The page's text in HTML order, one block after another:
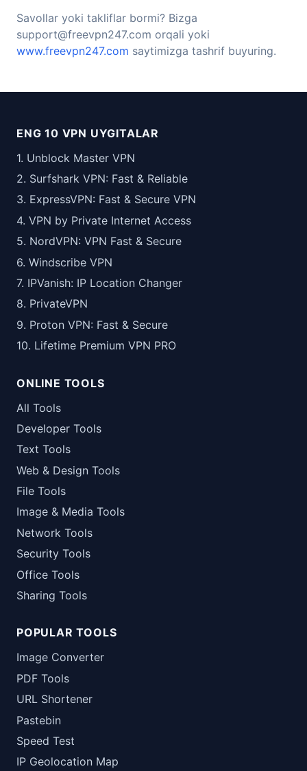
Savollar yoki takliflar bormi? Bizga
support@freevpn247.com orqali yoki
www.freevpn247.com saytimizga tashrif buyuring.
ENG 10 VPN UYGITALAR
1. Unblock Master VPN
2. Surfshark VPN: Fast & Reliable
3. ExpressVPN: Fast & Secure VPN
4. VPN by Private Internet Access
5. NordVPN: VPN Fast & Secure
6. Windscribe VPN
7. IPVanish: IP Location Changer
8. PrivateVPN
9. Proton VPN: Fast & Secure
10. Lifetime Premium VPN PRO
ONLINE TOOLS
All Tools
Developer Tools
Text Tools
Web & Design Tools
File Tools
Image & Media Tools
Network Tools
Security Tools
Office Tools
Sharing Tools
POPULAR TOOLS
Image Converter
PDF Tools
URL Shortener
Pastebin
Speed Test
IP Geolocation Map